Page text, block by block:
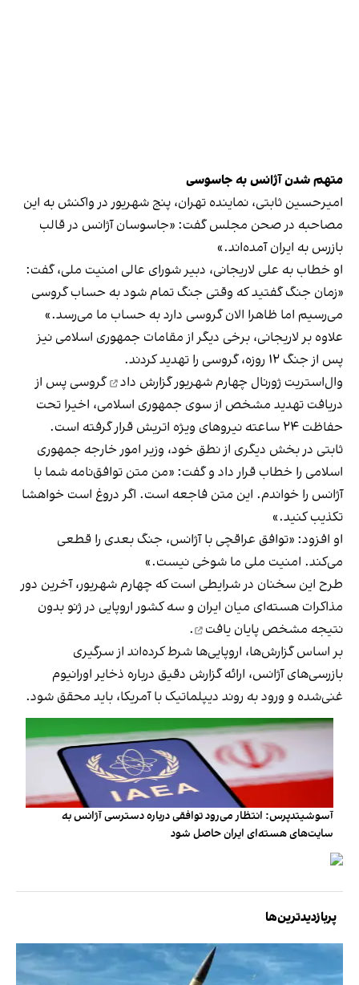
متهم شدن آژانس به جاسوسی
امیرحسین ثابتی،‌ نماینده تهران،‌ پنج شهریور در واکنش به این
مصاحبه در صحن مجلس گفت: «جاسوسان آژانس در قالب
بازرس به ایران آمده‌اند.»
او خطاب به علی لاریجانی،‌ دبیر شورای عالی امنیت ملی،‌ گفت:
«زمان جنگ گفتید که وقتی جنگ تمام شود به حساب گروسی
می‌رسیم اما ظاهرا الان گروسی دارد به حساب ما می‌رسد.»
علاوه بر لاریجانی، برخی دیگر از مقامات جمهوری اسلامی نیز
پس از جنگ ۱۲ روزه، گروسی را تهدید کردند.
وال‌استریت ژورنال چهارم شهریورگزارش داد
گروسی پس از
دریافت تهدید مشخص از سوی جمهوری اسلامی، اخیرا تحت
حفاظت ۲۴ ساعته نیروهای ویژه اتریش قرار گرفته است.
ثابتی در بخش دیگری از نطق خود، وزیر امور خارجه جمهوری
اسلامی را خطاب قرار داد و گفت: «من متن توافق‌نامه شما با
آژانس را خواندم. این متن فاجعه است. اگر دروغ است خواهشا
تکذیب کنید.»
او افزود: «توافق عراقچی با آژانس، جنگ بعدی را قطعی
می‌کند. امنیت ملی ما شوخی نیست.»
طرح این سخنان در شرایطی است که چهارم شهریور، آخرین دور
مذاکرات هسته‌ای میان ایران و سه کشور اروپایی در ژنو بدون
نتیجه مشخص پایان یافت
.
بر اساس گزارش‌ها، اروپایی‌ها شرط کرده‌اند از سرگیری
بازرسی‌های آژانس، ارائه گزارش دقیق درباره ذخایر اورانیوم
غنی‌شده و ورود به روند دیپلماتیک با آمریکا، باید محقق شود.
آسوشیتدپرس: انتظار می‌رود توافقی درباره دسترسی آژانس به
سایت‌های هسته‌ای ایران حاصل شود
پربازدیدترین‌ها